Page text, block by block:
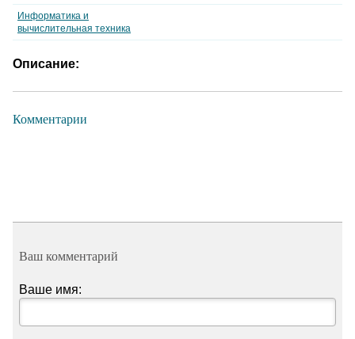
Информатика и
вычислительная техника
Описание:
Комментарии
Ваш комментарий
Ваше имя: